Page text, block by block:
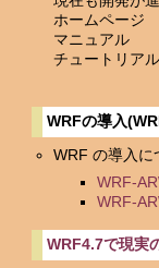
ホームページ
マニュアル
チュートリアル
WRFの導入
WRF の導入に
WRF-
WRF-
WRF4.7で現実